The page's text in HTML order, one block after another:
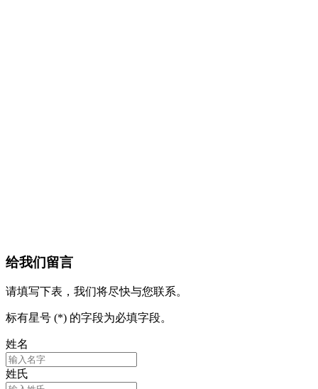
给我们留言
请填写下表，我们将尽快与您联系。
标有星号 (*) 的字段为必填字段。
姓名
姓氏